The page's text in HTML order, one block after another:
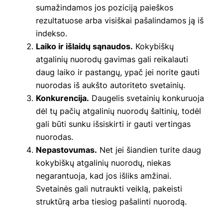
sumažindamos jos poziciją paieškos
rezultatuose arba visiškai pašalindamos ją iš
indekso.
Laiko ir išlaidų sąnaudos. Kokybiškų
atgalinių nuorodų gavimas gali reikalauti
daug laiko ir pastangų, ypač jei norite gauti
nuorodas iš aukšto autoriteto svetainių.
Konkurencija. Daugelis svetainių konkuruoja
dėl tų pačių atgalinių nuorodų šaltinių, todėl
gali būti sunku išsiskirti ir gauti vertingas
nuorodas.
Nepastovumas. Net jei šiandien turite daug
kokybiškų atgalinių nuorodų, niekas
negarantuoja, kad jos išliks amžinai.
Svetainės gali nutraukti veiklą, pakeisti
struktūrą arba tiesiog pašalinti nuorodą.